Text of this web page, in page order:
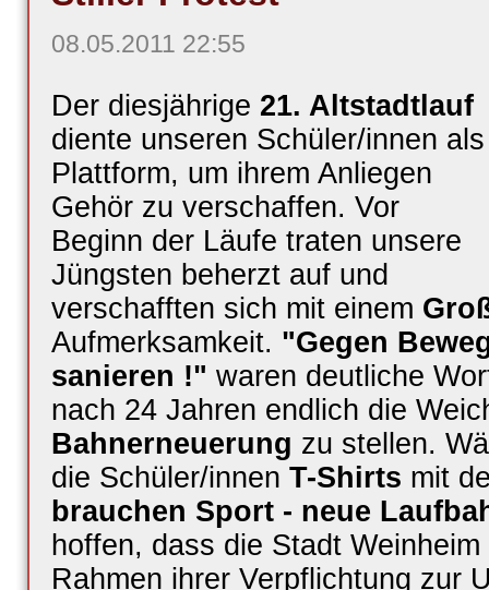
08.05.2011 22:55
Der diesjährige 21. Altstadtlauf
diente unseren Schüler/innen als
Plattform, um ihrem Anliegen
Gehör zu verschaffen. Vor
Beginn der Läufe traten unsere
Jüngsten beherzt auf und
verschafften sich mit einem
Aufmerksamkeit. "Gegen
sanieren !" waren deutliche
nach 24 Jahren endlich die
Bahnerneuerung zu stellen.
die Schüler/innen T-Shirts mit
brauchen Sport - neue
hoffen, dass die Stadt
Rahmen ihrer Verpflichtung zur